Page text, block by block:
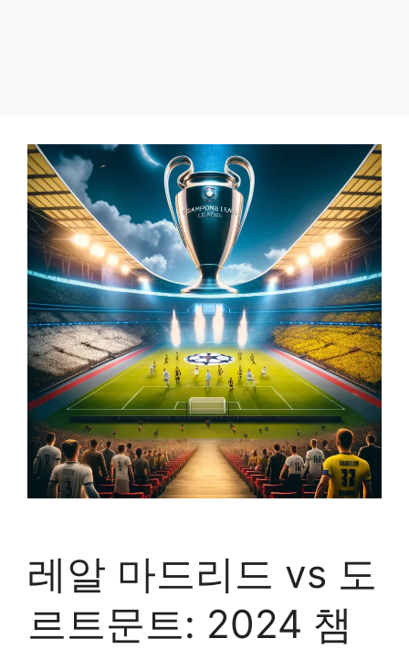
레알 마드리드 vs 도
르트문트: 2024 챔